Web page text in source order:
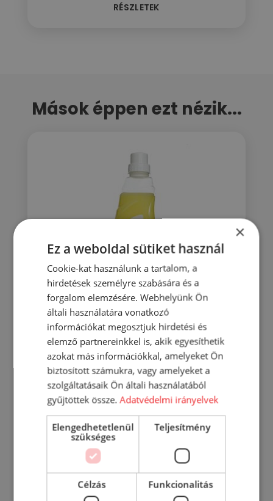
RÉSZLETEK
Mások éppen ezt nézik...
Zum textilöblítő yellow 1000 ml
767Ft
KOSÁRBA
RÉSZLETEK
×
Ez a weboldal sütiket használ
Cookie-kat használunk a tartalom, a
hirdetések személyre szabására és a
forgalom elemzésére. Webhelyünk Ön
általi használatára vonatkozó
információkat megosztjuk hirdetési és
elemző partnereinkkel is, akik egyesíthetik
azokat más információkkal, amelyeket Ön
biztosított számukra, vagy amelyeket a
szolgáltatásaik Ön általi használatából
gyűjtöttek össze.Adatvédelmi irányelvek
Elengedhetetlenül
szükséges
Teljesítmény
Célzás Funkcionalitás